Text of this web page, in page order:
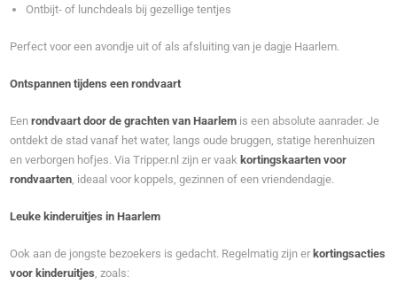
Ontbijt- of lunchdeals bij gezellige tentjes
Perfect voor een avondje uit of als afsluiting van je dagje Haarlem.
Ontspannen tijdens een rondvaart
Eenrondvaart door de grachten van Haarlem is een absolute aanrader. Je
ontdekt de stad vanaf het water, langs oude bruggen, statige herenhuizen
en verborgen hofjes. Via Tripper.nl zijn er vaak kortingskaarten voor
rondvaarten , ideaal voor koppels, gezinnen of een vriendendagje.
Leuke kinderuitjes in Haarlem
Ook aan de jongste bezoekers is gedacht. Regelmatig zijn er kortingsacties
voor kinderuitjes , zoals: